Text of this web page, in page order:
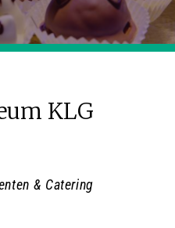
KLG
& Catering